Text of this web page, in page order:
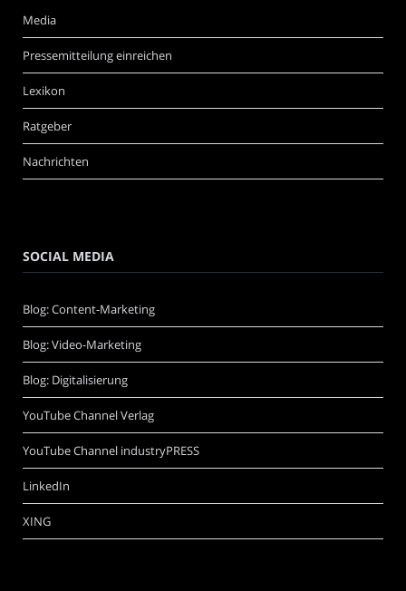
Media
Pressemitteilung einreichen
Lexikon
Ratgeber
Nachrichten
SOCIAL MEDIA
Blog: Content-Marketing
Blog: Video-Marketing
Blog: Digitalisierung
YouTube Channel Verlag
YouTube Channel industryPRESS
LinkedIn
XING